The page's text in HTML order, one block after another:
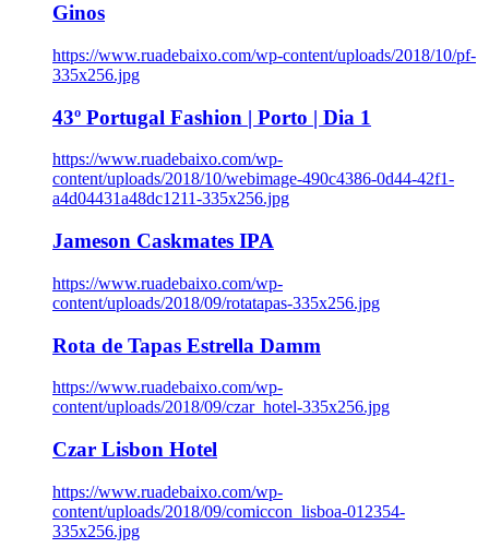
Ginos
https://www.ruadebaixo.com/wp-content/uploads/2018/10/pf-
335x256.jpg
43º Portugal Fashion | Porto | Dia 1
https://www.ruadebaixo.com/wp-
content/uploads/2018/10/webimage-490c4386-0d44-42f1-
a4d04431a48dc1211-335x256.jpg
Jameson Caskmates IPA
https://www.ruadebaixo.com/wp-
content/uploads/2018/09/rotatapas-335x256.jpg
Rota de Tapas Estrella Damm
https://www.ruadebaixo.com/wp-
content/uploads/2018/09/czar_hotel-335x256.jpg
Czar Lisbon Hotel
https://www.ruadebaixo.com/wp-
content/uploads/2018/09/comiccon_lisboa-012354-
335x256.jpg